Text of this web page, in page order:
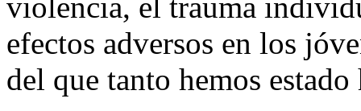
efectos adversos en los
del que tanto hemos